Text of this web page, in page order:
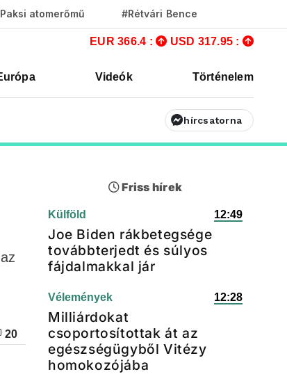
atomerőmű #Rétvári Bence
EUR 366.4 : USD 317.95 :
Videók Történelem
hírcsatorna
20
Friss hírek
Külföld 12:49
Joe Biden rákbetegsége
továbbterjedt és súlyos
fájdalmakkal jár
Vélemények 12:28
Milliárdokat
csoportosítottak át az
egészségügyből Vitézy
homokozójába